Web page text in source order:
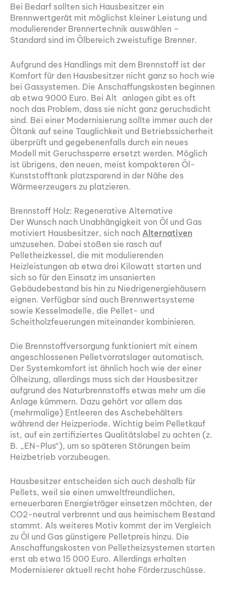
Bei Bedarf sollten sich Hausbesitzer ein
Brennwertgerät mit möglichst kleiner Leistung und
modulierender Brennertechnik auswählen –
Standard sind im Ölbereich zweistufige Brenner.
Aufgrund des Handlings mit dem Brennstoff ist der
Komfort für den Hausbesitzer nicht ganz so hoch wie
bei Gassystemen. Die Anschaffungskosten beginnen
ab etwa 9000 Euro. Bei Alt anlagen gibt es oft
noch das Problem, dass sie nicht ganz geruchsdicht
sind. Bei einer Modernisierung sollte immer auch der
Öltank auf seine Tauglichkeit und Betriebssicherheit
überprüft und gegebenenfalls durch ein neues
Modell mit Geruchssperre ersetzt werden. Möglich
ist übrigens, den neuen, meist kompakteren Öl-
Kunststofftank platzsparend in der Nähe des
Wärmeerzeugers zu platzieren.
Brennstoff Holz: Regenerative Alternative
Der Wunsch nach Unabhängigkeit von Öl und Gas
motiviert Hausbesitzer, sich nach Alternativen
umzusehen. Dabei stoßen sie rasch auf
Pelletheizkessel, die mit modulierenden
Heizleistungen ab etwa drei Kilowatt starten und
sich so für den Einsatz im unsanierten
Gebäudebestand bis hin zu Niedrigenergiehäusern
eignen. Verfügbar sind auch Brennwertsysteme
sowie Kesselmodelle, die Pellet- und
Scheitholzfeuerungen miteinander kombinieren.
Die Brennstoffversorgung funktioniert mit einem
angeschlossenen Pelletvorratslager automatisch.
Der Systemkomfort ist ähnlich hoch wie der einer
Ölheizung, allerdings muss sich der Hausbesitzer
aufgrund des Naturbrennstoffs etwas mehr um die
Anlage kümmern. Dazu gehört vor allem das
(mehrmalige) Entleeren des Aschebehälters
während der Heizperiode. Wichtig beim Pelletkauf
ist, auf ein zertifiziertes Qualitätslabel zu achten (z.
B. „EN-Plus“), um so späteren Störungen beim
Heizbetrieb vorzubeugen.
Hausbesitzer entscheiden sich auch deshalb für
Pellets, weil sie einen umweltfreundlichen,
erneuerbaren Energieträger einsetzen möchten, der
CO2-neutral verbrennt und aus heimischem Bestand
stammt. Als weiteres Motiv kommt der im Vergleich
zu Öl und Gas günstigere Pelletpreis hinzu. Die
Anschaffungskosten von Pelletheizsystemen starten
erst ab etwa 15 000 Euro. Allerdings erhalten
Modernisierer aktuell recht hohe Förderzuschüsse.